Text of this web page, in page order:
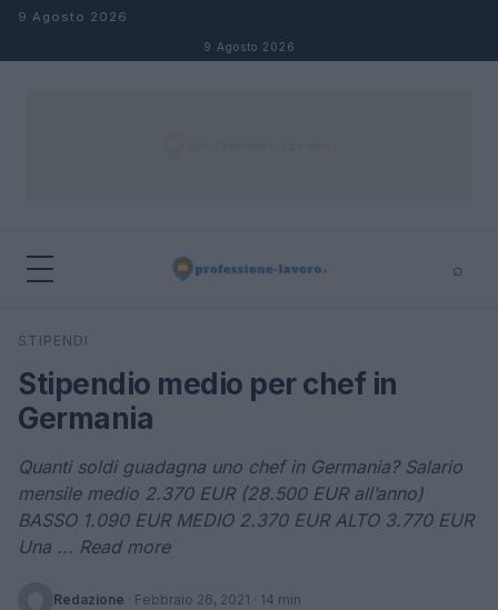
Salta al contenuto
9 Agosto 2026
9 Agosto 2026
⌕
Cerca
STIPENDI
Stipendio medio per chef in
Germania
Quanti soldi guadagna uno chef in Germania? Salario
mensile medio 2.370 EUR (28.500 EUR all’anno)
BASSO 1.090 EUR MEDIO 2.370 EUR ALTO 3.770 EUR
Una ... Read more
Redazione · Febbraio 26, 2021 · 14 min